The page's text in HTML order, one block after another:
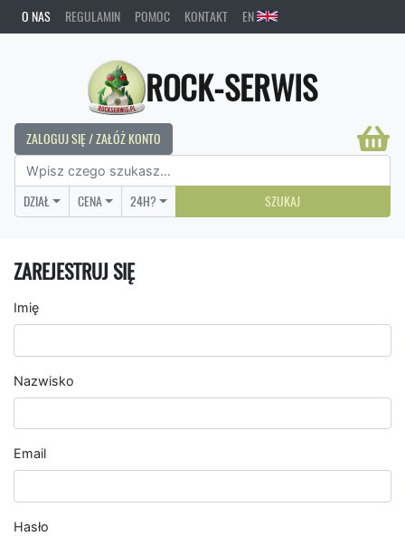
O NAS REGULAMIN POMOC KONTAKT EN
ROCK-SERWIS
ZALOGUJ SIĘ / ZAŁÓŻ KONTO
DZIAŁ CENA 24H? SZUKAJ
ZAREJESTRUJ SIĘ
Imię
Nazwisko
Email
Hasło